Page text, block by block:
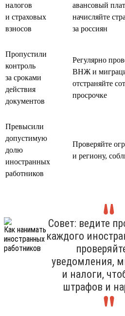
налогов
и страховых
взносов
авансовый
начисляйте
за россиян
Пропустили
контроль
за сроками
действия
документов
Регулярно
ВНЖ и
отстраняйте
просрочке
Превысили
допустимую
долю
иностранных
работников
Проверяйте
и региону,
Совет: ведите
каждого
уведомления,
и налоги,
штрафов и